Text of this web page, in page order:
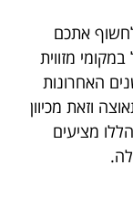
אתכם
מזווית
האחרונות
וזאת מכיוון
מציעים